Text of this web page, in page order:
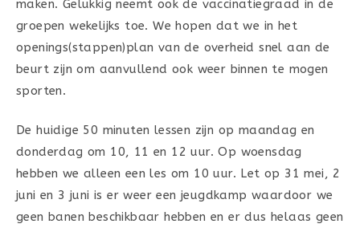
maken. Gelukkig neemt ook de vaccinatiegraad in de
groepen wekelijks toe. We hopen dat we in het
openings(stappen)plan van de overheid snel aan de
beurt zijn om aanvullend ook weer binnen te mogen
sporten.
De huidige 50 minuten lessen zijn op maandag en
donderdag om 10, 11 en 12 uur. Op woensdag
hebben we alleen een les om 10 uur. Let op 31 mei, 2
juni en 3 juni is er weer een jeugdkamp waardoor we
geen banen beschikbaar hebben en er dus helaas geen